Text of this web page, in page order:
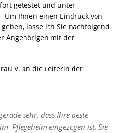
getestet und unter
Ihnen einen Eindruck von
lasse ich Sie nachfolgend
Angehörigen mit der
V. an die Leiterin der
sehr, dass Ihre beste
Pflegeheim eingezogen ist. Sie